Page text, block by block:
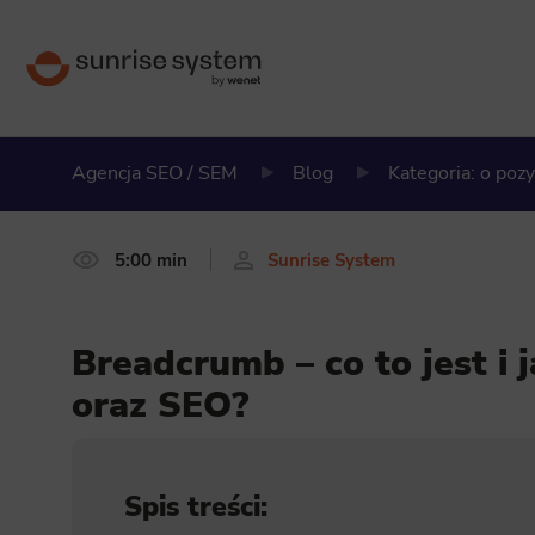
Agencja SEO / SEM Blog Kategoria: o
5:00 min Sunrise System
Breadcrumb – co to jest i
oraz SEO?
Spis treści: